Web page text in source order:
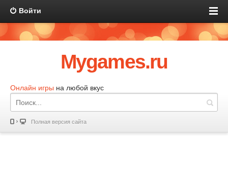
Войти
Mygames.ru
Онлайн игры на любой вкус
Полная версия сайта